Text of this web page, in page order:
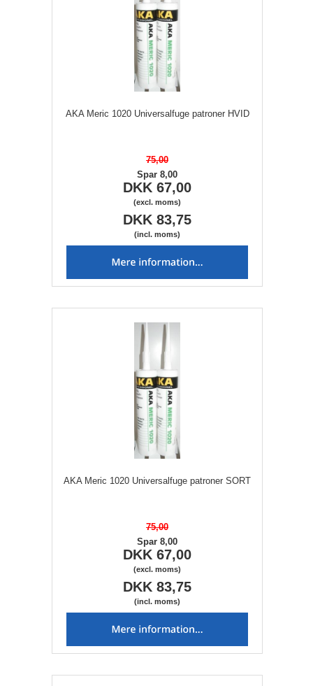
AKA Meric 1020 Universalfuge patroner HVID
75,00
Spar 8,00
DKK 67,00
(excl. moms)
DKK 83,75
(incl. moms)
AKA Meric 1020 Universalfuge patroner SORT
75,00
Spar 8,00
DKK 67,00
(excl. moms)
DKK 83,75
(incl. moms)